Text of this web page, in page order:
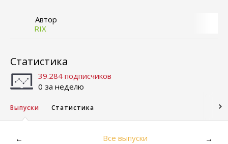
Автор
RIX
Статистика
39.284 подписчиков
0 за неделю
Выпуски Статистика
← Все выпуски →